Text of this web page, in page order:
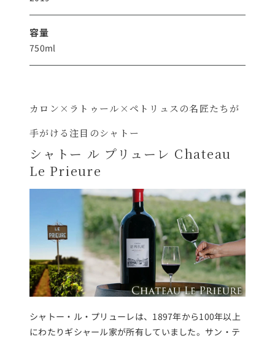
容量
750ml
カロン×ラトゥール×ペトリュスの名匠たちが
手がける注目のシャトー
シャトー ル プリューレ Chateau
Le Prieure
シャトー・ル・プリューレは、1897年から100年以上
にわたりギシャール家が所有していました。サン・テ